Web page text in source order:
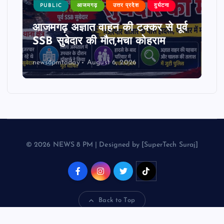
PUBLIC आजमगढ़ उत्तर प्रदेश दुर्घटना
आजमगढ़ अज्ञात वाहन की टक्कर से पूर्व
SSB सुबेदार की मौत,मचा कोहराम
news8pmtoday August 6, 2026
© 2026 NEWS 8 PM | Designed by [SuperTech Suraj]
Back to Top